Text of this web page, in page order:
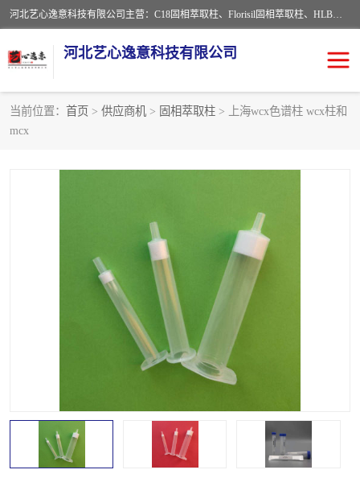
河北艺心逸意科技有限公司主营：C18固相萃取柱、Florisil固相萃取柱、HLB固相萃取柱、MCX固相萃取柱、QuEChERS、固相萃取空柱、针式过滤器 、固相萃取柱、黄曲霉毒素亲和柱。全国咨询热线：18630105913。河北艺心逸意科技有限公司接受来样定做，我们秉承着“顾客至上，锐意进取”的经营理念，坚持客户至上的原则为广大客户提供优质的服务，欢迎广大客户惠顾！免费咨询！
河北艺心逸意科技有限公司
当前位置： 首页 > 供应商机 > 固相萃取柱 > 上海wcx色谱柱 wcx柱和
mcx
固相萃取柱
ELISA试剂盒 过滤器/滤膜
SPE配件
96孔板